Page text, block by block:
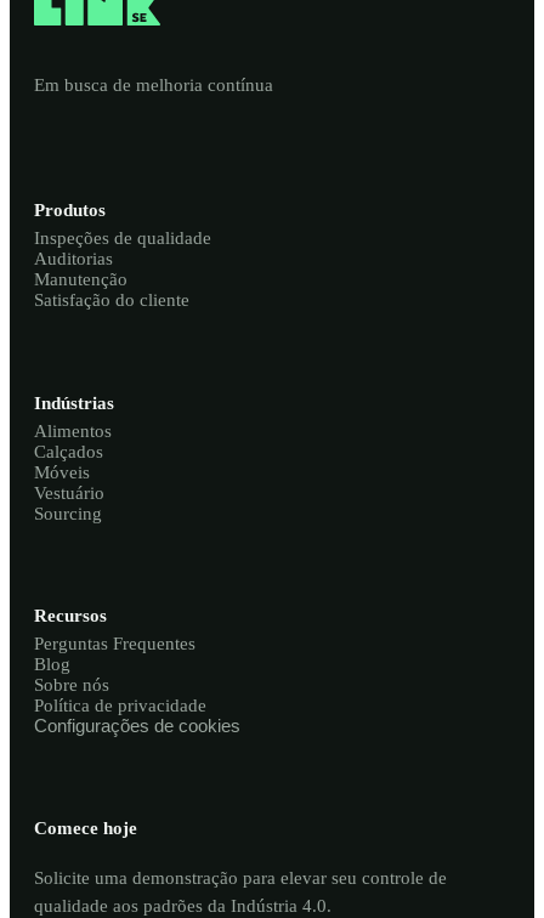
Em busca de melhoria contínua
Produtos
Inspeções de qualidade
Auditorias
Manutenção
Satisfação do cliente
Indústrias
Alimentos
Calçados
Móveis
Vestuário
Sourcing
Recursos
Perguntas Frequentes
Blog
Sobre nós
Política de privacidade
Configurações de cookies
Comece hoje
Solicite uma demonstração para elevar seu controle de
qualidade aos padrões da Indústria 4.0.